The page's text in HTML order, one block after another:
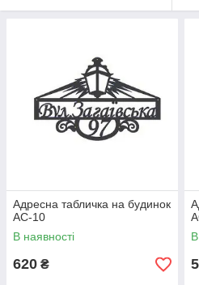
Адресна табличка на будинок
АС-10
В наявності
620 ₴